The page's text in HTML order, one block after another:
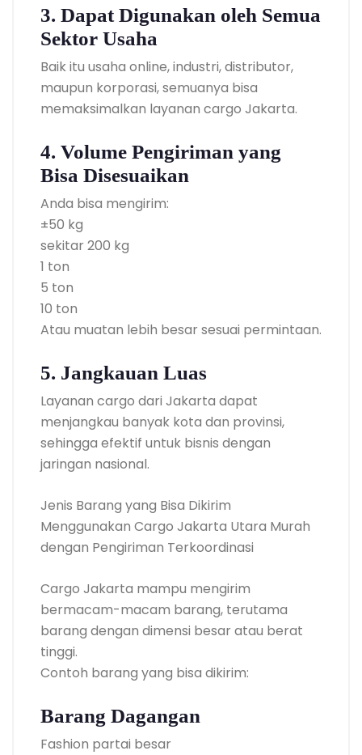
3. Dapat Digunakan oleh Semua
Sektor Usaha
Baik itu usaha online, industri, distributor,
maupun korporasi, semuanya bisa
memaksimalkan layanan cargo Jakarta.
4. Volume Pengiriman yang
Bisa Disesuaikan
Anda bisa mengirim:
±50 kg
sekitar 200 kg
1 ton
5 ton
10 ton
Atau muatan lebih besar sesuai permintaan.
5. Jangkauan Luas
Layanan cargo dari Jakarta dapat
menjangkau banyak kota dan provinsi,
sehingga efektif untuk bisnis dengan
jaringan nasional.
Jenis Barang yang Bisa Dikirim
Menggunakan Cargo Jakarta Utara Murah
dengan Pengiriman Terkoordinasi
Cargo Jakarta mampu mengirim
bermacam-macam barang, terutama
barang dengan dimensi besar atau berat
tinggi.
Contoh barang yang bisa dikirim:
Barang Dagangan
Fashion partai besar